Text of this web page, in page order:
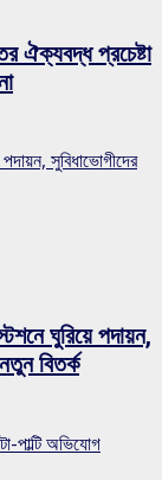
ঐক্যবদ্ধ প্রচেষ্টা
সুবিধাভোগীদের
ঘুরিয়ে পদায়ন,
বিতর্ক
পাল্টি অভিযোগ